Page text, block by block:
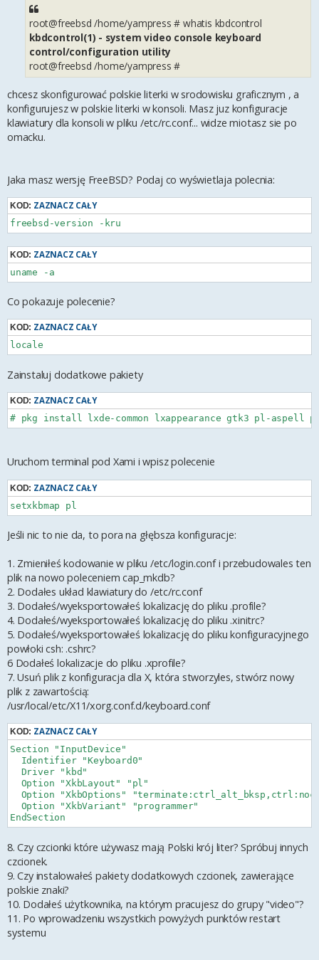
root@freebsd /home/yampress # whatis kbdcontrol
kbdcontrol(1) - system video console keyboard
control/configuration utility
root@freebsd /home/yampress #
chcesz skonfigurować polskie literki w srodowisku graficznym , a
konfigurujesz w polskie literki w konsoli. Masz juz konfiguracje
klawiatury dla konsoli w pliku /etc/rc.conf... widze miotasz sie po
omacku.
Jaka masz wersję FreeBSD? Podaj co wyświetlaja polecnia:
KOD: ZAZNACZ CAŁY
KOD: ZAZNACZ CAŁY
Co pokazuje polecenie?
KOD: ZAZNACZ CAŁY
Zainstaluj dodatkowe pakiety
KOD: ZAZNACZ CAŁY
Uruchom terminal pod Xami i wpisz polecenie
KOD: ZAZNACZ CAŁY
Jeśli nic to nie da, to pora na głębsza konfiguracje:
1. Zmieniłeś kodowanie w pliku /etc/login.conf i przebudowales ten
plik na nowo poleceniem cap_mkdb?
2. Dodałes układ klawiatury do /etc/rc.conf
3. Dodałeś/wyeksportowałeś lokalizację do pliku .profile?
4. Dodałeś/wyeksportowałeś lokalizację do pliku .xinitrc?
5. Dodałeś/wyeksportowałeś lokalizację do pliku konfiguracyjnego
powłoki csh: .cshrc?
6 Dodałeś lokalizacje do pliku .xprofile?
7. Usuń plik z konfiguracja dla X, która stworzyles, stwórz nowy
plik z zawartością:
/usr/local/etc/X11/xorg.conf.d/keyboard.conf
KOD: ZAZNACZ CAŁY
Section "InputDevice"
  Identifier "Keyboard0"
  Driver "kbd"
  Option "XkbLayout" "pl"
Option "XkbOptions"
  Option "XkbVariant" "programmer"
8. Czy czcionki które używasz mają Polski krój liter? Spróbuj innych
czcionek.
9. Czy instalowałeś pakiety dodatkowych czcionek, zawierające
polskie znaki?
10. Dodałeś użytkownika, na którym pracujesz do grupy "video"?
11. Po wprowadzeniu wszystkich powyżych punktów restart
systemu